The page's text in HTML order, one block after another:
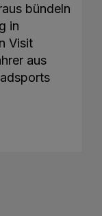
bündeln
in
Visit
aus